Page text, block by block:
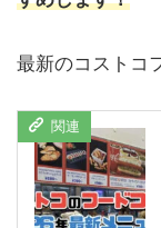
最新のコストコ